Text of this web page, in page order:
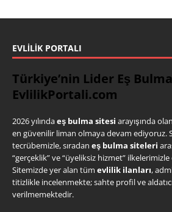
EVLILIK PORTALI
Türkiye’nin Lider Eş
EvlilikPortali.com
2026 yılındaeş bulma sitesi arayışında
en güvenilir liman olmaya devam ediyoruz.
tecrübemizle, sıradan eş bulma siteleri
“gerçeklik” ve “üyeliksiz hizmet”
Sitemizde yer alan tüm evlilik ilanları,
titizlikle incelenmekte; sahte profil ve
verilmemektedir.